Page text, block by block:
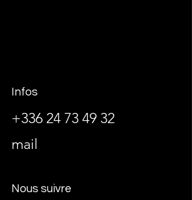
Infos
+336 24 73 49 32
mail
Nous suivre